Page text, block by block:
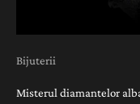
Bijuterii
Misterul diamantelor